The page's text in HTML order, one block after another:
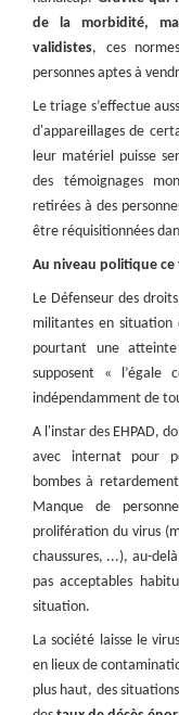
de la morbidité,
validistes, ces
personnes aptes à
Le triage s’effectue
d'appareillages de
leur matériel puisse
des témoignages
retirées à des
être réquisitionnées
Au niveau politique ce
Le Défenseur des
militantes en situation
pourtant une
supposent « l’égale
indépendamment de
A l'instar des EHPAD,
avec internat pour
bombes à
Manque de
prolifération du virus
chaussures, ...), au-
pas acceptables
situation.
La société laisse le
en lieux de
plus haut, des